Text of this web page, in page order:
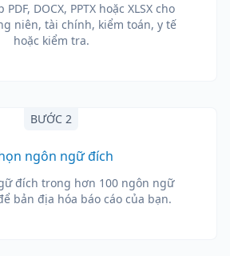
DOCX, PPTX hoặc XLSX cho
niên, tài chính, kiểm toán, y tế
hoặc kiểm tra.
BƯỚC 2
ngôn ngữ đích
đích trong hơn 100 ngôn ngữ
bản địa hóa báo cáo của bạn.